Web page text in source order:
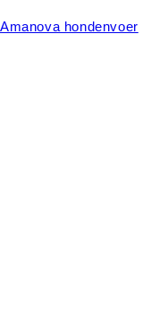
Amanova hondenvoer